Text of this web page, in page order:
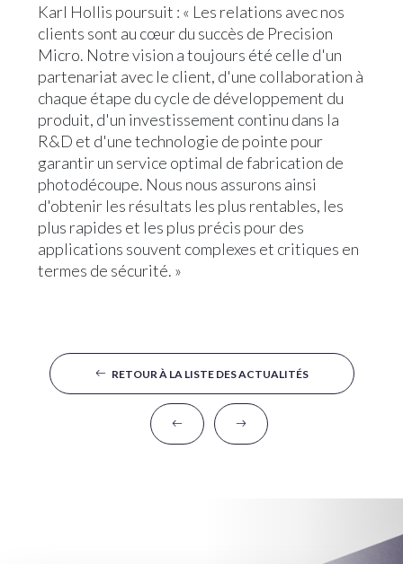
Karl Hollis poursuit : « Les relations avec nos
clients sont au cœur du succès de Precision
Micro. Notre vision a toujours été celle d'un
partenariat avec le client, d'une collaboration à
chaque étape du cycle de développement du
produit, d'un investissement continu dans la
R&D et d'une technologie de pointe pour
garantir un service optimal de fabrication de
photodécoupe. Nous nous assurons ainsi
d'obtenir les résultats les plus rentables, les
plus rapides et les plus précis pour des
applications souvent complexes et critiques en
termes de sécurité. »
RETOUR À LA LISTE DES ACTUALITÉS